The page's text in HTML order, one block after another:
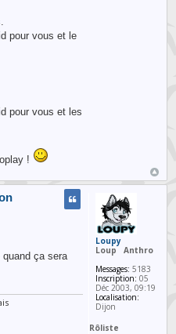
pour vous et le
pour vous et les
!
quand ça sera
Loupy
Loup
Anthro
Messages: 5183
Inscription: 05
Déc 2003, 09:19
Localisation:
Dijon
Rôliste